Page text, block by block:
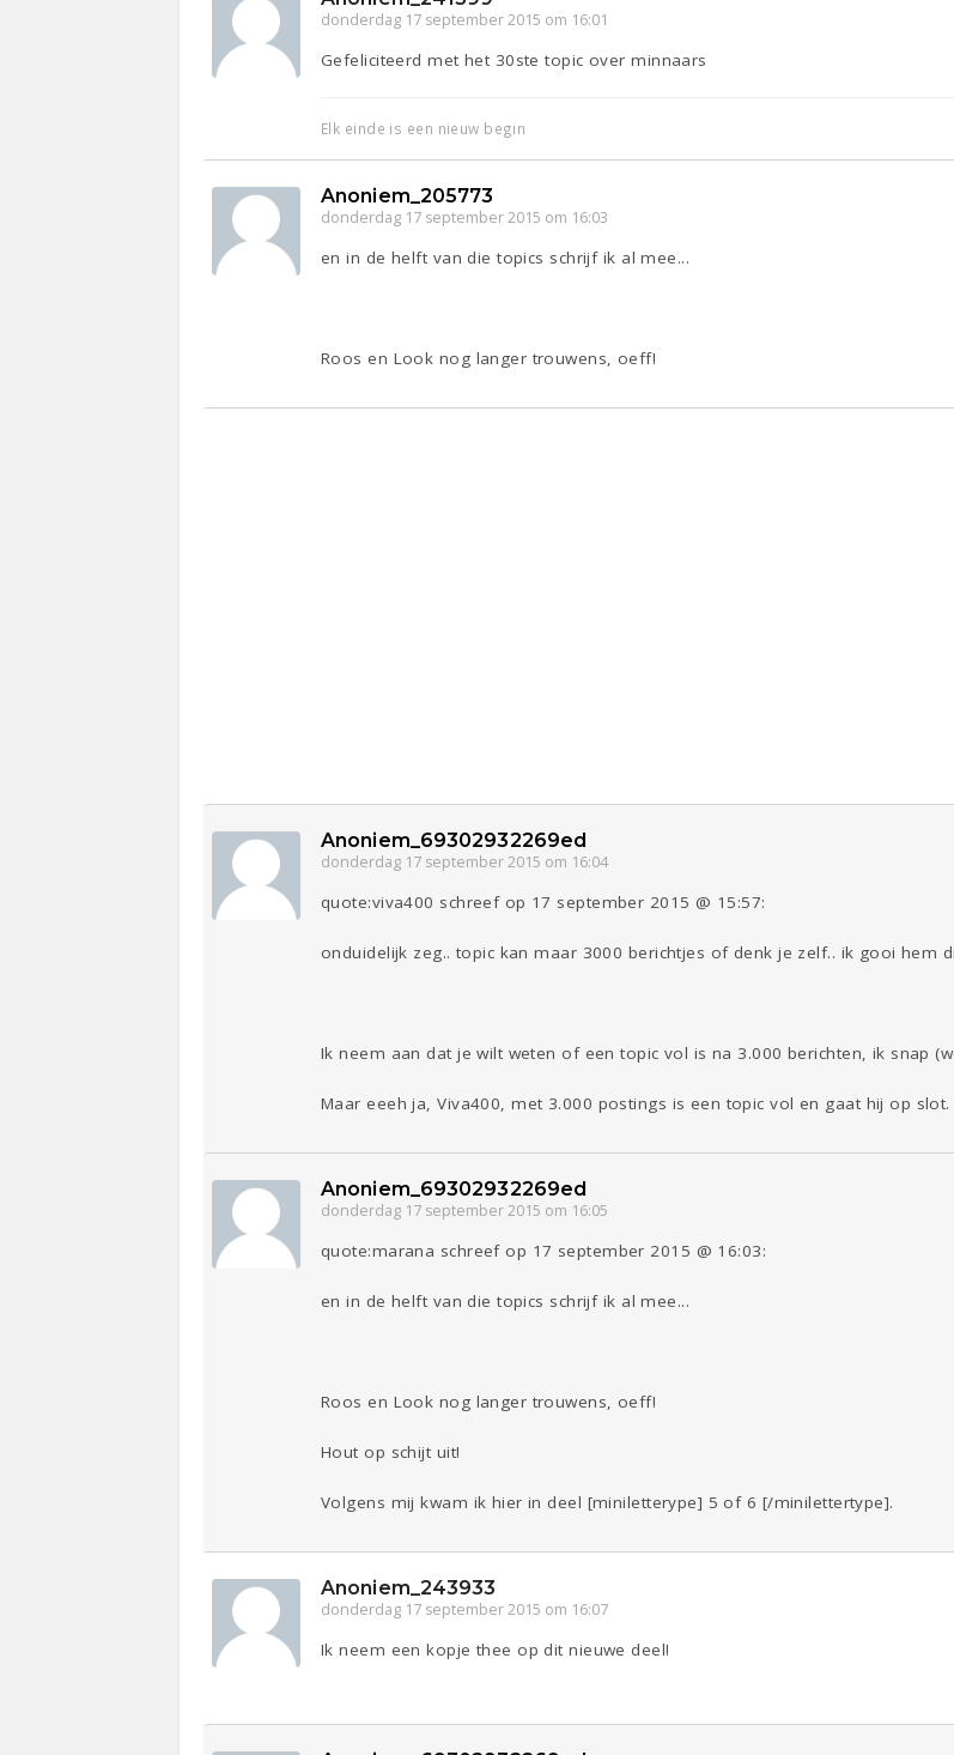
donderdag 17 september 2015 om 16:01
Gefeliciteerd met het 30ste topic over minnaars
Elk einde is een nieuw begin
Anoniem_205773
donderdag 17 september 2015 om 16:03
en in de helft van die topics schrijf ik al mee...
Roos en Look nog langer trouwens, oeff!
Anoniem_69302932269ed
donderdag 17 september 2015 om 16:04
quote:viva400 schreef op 17 september 2015 @ 15:57:
onduidelijk zeg.. topic kan maar 3000 berichtjes of denk je zelf.. ik gooi hem
Ik neem aan dat je wilt weten of een topic vol is na 3.000 berichten, ik snap
Maar eeeh ja, Viva400, met 3.000 postings is een topic vol en gaat hij op
Anoniem_69302932269ed
donderdag 17 september 2015 om 16:05
quote:marana schreef op 17 september 2015 @ 16:03:
en in de helft van die topics schrijf ik al mee...
Roos en Look nog langer trouwens, oeff!
Hout op schijt uit!
Volgens mij kwam ik hier in deel [miniletterype] 5 of 6 [/minilettertype].
Anoniem_243933
donderdag 17 september 2015 om 16:07
Ik neem een kopje thee op dit nieuwe deel!